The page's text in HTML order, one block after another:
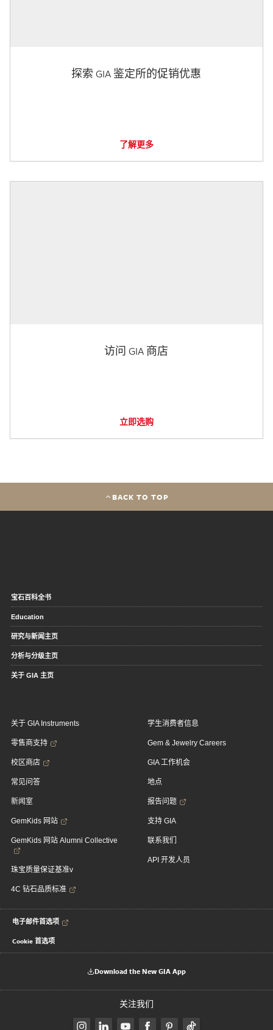
探索 GIA 鉴定所的促销优惠
了解更多
访问 GIA 商店
立即选购
BACK TO TOP
宝石百科全书
Education
研究与新闻主页
分析与分级主页
关于 GIA 主页
关于 GIA Instruments
零售商支持
校区商店
常见问答
新闻室
GemKids 网站
GemKids 网站 Alumni Collective
珠宝质量保证基准v
4C 钻石品质标准
学生消费者信息
Gem & Jewelry Careers
GIA 工作机会
地点
报告问题
支持 GIA
联系我们
API 开发人员
电子邮件首选项
Cookie 首选项
Download the New GIA App
关注我们